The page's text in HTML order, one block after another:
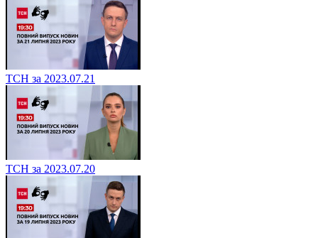
ТСН за 2023.07.21
ТСН за 2023.07.20